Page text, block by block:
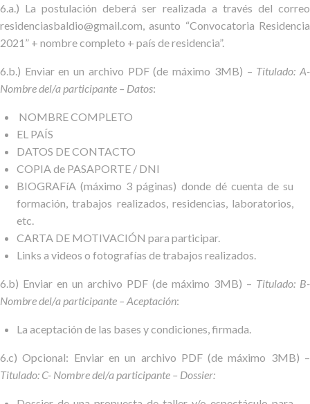
6.a.) La postulación deberá ser realizada a través del correo
residenciasbaldio@gmail.com, asunto “Convocatoria Residencia
2021” + nombre completo + país de residencia”.
6.b.) Enviar en un archivo PDF (de máximo 3MB) – Titulado: A-
Nombre del/a participante – Datos:
NOMBRE COMPLETO
EL PAÍS
DATOS DE CONTACTO
COPIA de PASAPORTE / DNI
BIOGRAFíA (máximo 3 páginas) donde dé cuenta de su
formación, trabajos realizados, residencias, laboratorios,
etc.
CARTA DE MOTIVACIÓN para participar.
Links a videos o fotografías de trabajos realizados.
6.b) Enviar en un archivo PDF (de máximo 3MB) – Titulado: B-
Nombre del/a participante – Aceptación:
La aceptación de las bases y condiciones, firmada.
6.c) Opcional: Enviar en un archivo PDF (de máximo 3MB) –
Titulado: C- Nombre del/a participante – Dossier: